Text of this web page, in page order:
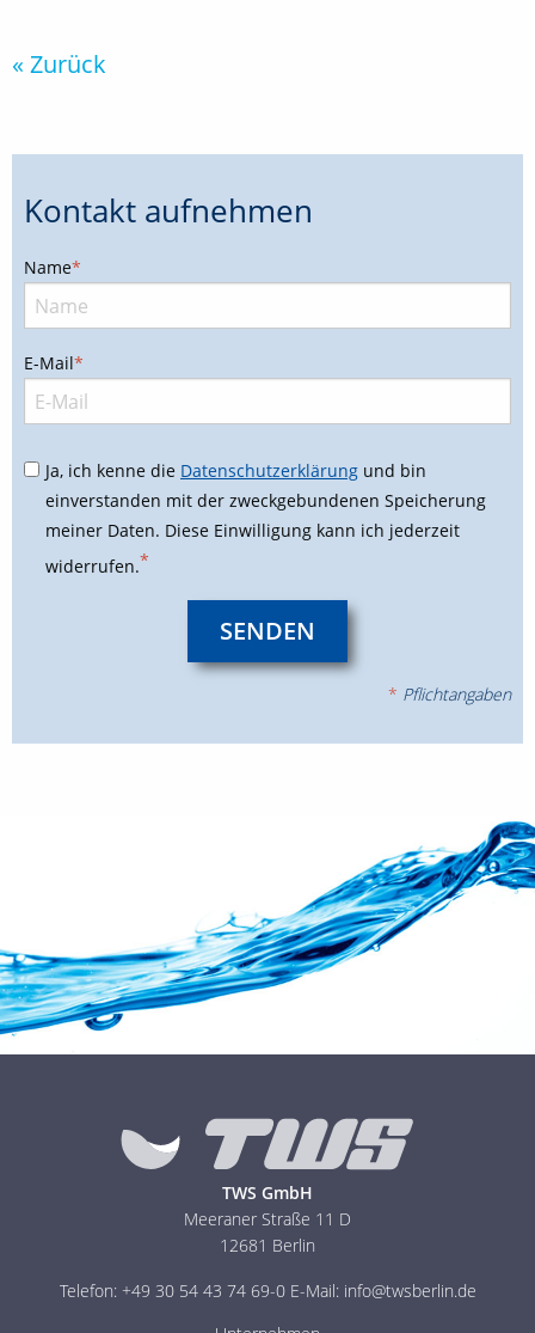
« Zurück
Kontakt aufnehmen
Name*
E-Mail*
Ja, ich kenne die Datenschutzerklärung und bin
einverstanden mit der zweckgebundenen Speicherung
meiner Daten. Diese Einwilligung kann ich jederzeit
widerrufen.
SENDEN
* Pflichtangaben
TWS GmbH
Meeraner Straße 11 D
12681 Berlin
Telefon: +49 30 54 43 74 69-0 E-Mail: info@twsberlin.de